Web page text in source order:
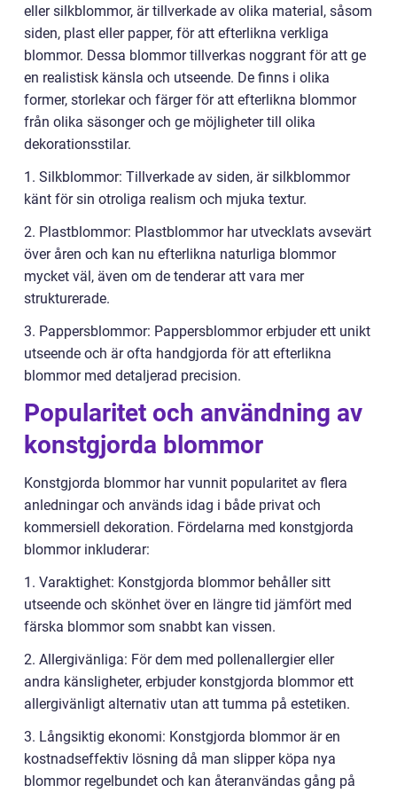
eller silkblommor, är tillverkade av olika material, såsom
siden, plast eller papper, för att efterlikna verkliga
blommor. Dessa blommor tillverkas noggrant för att ge
en realistisk känsla och utseende. De finns i olika
former, storlekar och färger för att efterlikna blommor
från olika säsonger och ge möjligheter till olika
dekorationsstilar.
1. Silkblommor: Tillverkade av siden, är silkblommor
känt för sin otroliga realism och mjuka textur.
2. Plastblommor: Plastblommor har utvecklats avsevärt
över åren och kan nu efterlikna naturliga blommor
mycket väl, även om de tenderar att vara mer
strukturerade.
3. Pappersblommor: Pappersblommor erbjuder ett unikt
utseende och är ofta handgjorda för att efterlikna
blommor med detaljerad precision.
Popularitet och användning av
konstgjorda blommor
Konstgjorda blommor har vunnit popularitet av flera
anledningar och används idag i både privat och
kommersiell dekoration. Fördelarna med konstgjorda
blommor inkluderar:
1. Varaktighet: Konstgjorda blommor behåller sitt
utseende och skönhet över en längre tid jämfört med
färska blommor som snabbt kan vissen.
2. Allergivänliga: För dem med pollenallergier eller
andra känsligheter, erbjuder konstgjorda blommor ett
allergivänligt alternativ utan att tumma på estetiken.
3. Långsiktig ekonomi: Konstgjorda blommor är en
kostnadseffektiv lösning då man slipper köpa nya
blommor regelbundet och kan återanvändas gång på